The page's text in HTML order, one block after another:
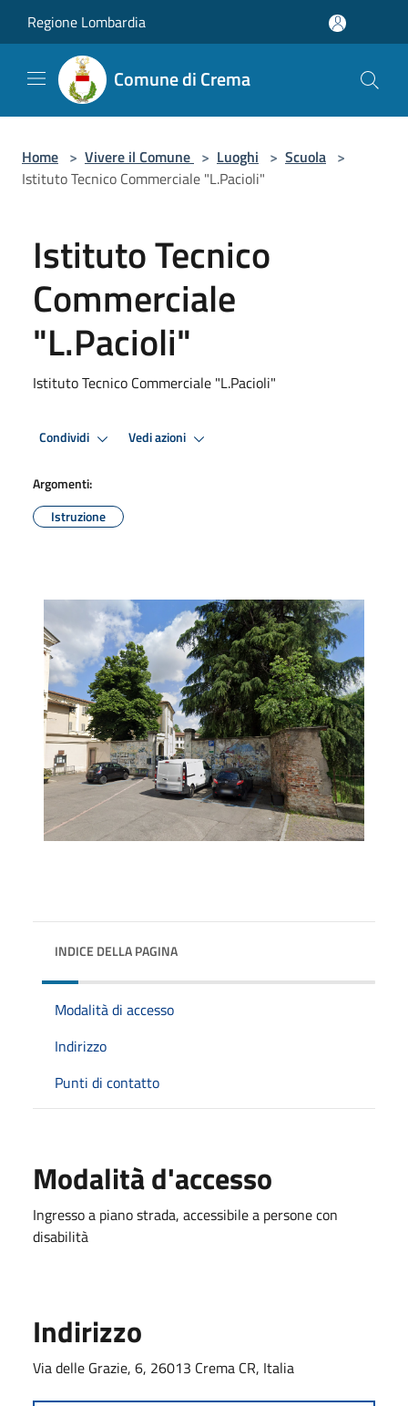
Regione Lombardia
Comune di Crema
Home > Vivere il Comune > Luoghi > Scuola >
Istituto Tecnico Commerciale "L.Pacioli"
Istituto Tecnico
Commerciale
"L.Pacioli"
Istituto Tecnico Commerciale "L.Pacioli"
Condividi Vedi azioni
Argomenti:
Istruzione
INDICE DELLA PAGINA
Modalità di accesso
Indirizzo
Punti di contatto
Modalità d'accesso
Ingresso a piano strada, accessibile a persone con
disabilità
Indirizzo
Via delle Grazie, 6, 26013 Crema CR, Italia